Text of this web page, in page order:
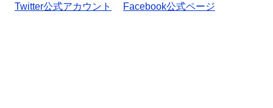
Twitter公式アカウント
Facebook公式ページ